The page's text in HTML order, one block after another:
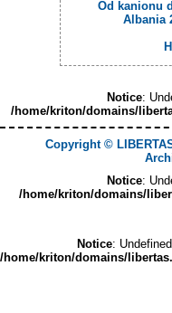
Od kanionu
Albania
Notice:
/home/kriton/domains/
Copyright ©
Notice:
/home/kriton/domains/
Notice:
/home/kriton/domains/